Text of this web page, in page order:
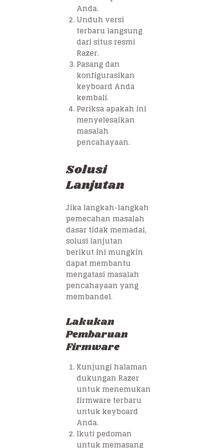
Anda.
Unduh versi
terbaru langsung
dari situs resmi
Razer.
Pasang dan
konfigurasikan
keyboard Anda
kembali.
Periksa apakah ini
menyelesaikan
masalah
pencahayaan.
Solusi
Lanjutan
Jika langkah-langkah
pemecahan masalah
dasar tidak memadai,
solusi lanjutan
berikut ini mungkin
dapat membantu
mengatasi masalah
pencahayaan yang
membandel.
Lakukan
Pembaruan
Firmware
Kunjungi halaman
dukungan Razer
untuk menemukan
firmware terbaru
untuk keyboard
Anda.
Ikuti pedoman
untuk memasang